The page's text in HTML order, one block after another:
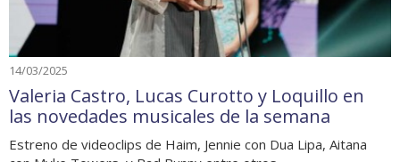
14/03/2025
Valeria Castro, Lucas Curotto y Loquillo en
las novedades musicales de la semana
Estreno de videoclips de Haim, Jennie con Dua Lipa, Aitana